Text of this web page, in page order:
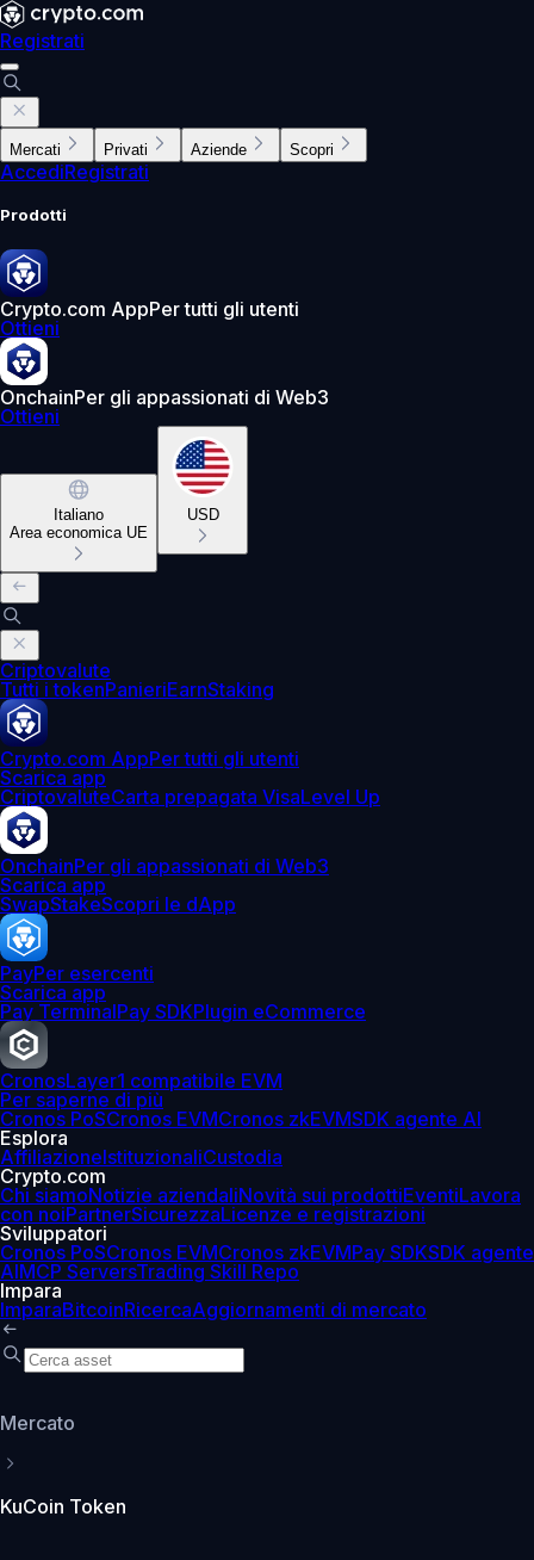
Registrati
Mercati Privati Aziende Scopri
AccediRegistrati
Prodotti
Crypto.com AppPer tutti gli utenti
Ottieni
OnchainPer gli appassionati di Web3
Ottieni
Italiano
Area economica UE
USD
Criptovalute
Tutti i tokenPanieriEarnStaking
Crypto.com AppPer tutti gli utenti
Scarica app
CriptovaluteCarta prepagata VisaLevel Up
OnchainPer gli appassionati di Web3
Scarica app
SwapStakeScopri le dApp
PayPer esercenti
Scarica app
Pay TerminalPay SDKPlugin eCommerce
CronosLayer1 compatibile EVM
Per saperne di più
Cronos PoSCronos EVMCronos zkEVMSDK agente AI
Esplora
AffiliazioneIstituzionaliCustodia
Crypto.com
Chi siamoNotizie aziendaliNovità sui prodottiEventiLavora
con noiPartnerSicurezzaLicenze e registrazioni
Sviluppatori
Cronos PoSCronos EVMCronos zkEVMPay SDKSDK agente
AIMCP ServersTrading Skill Repo
Impara
ImparaBitcoinRicercaAggiornamenti di mercato
Mercato
KuCoin Token